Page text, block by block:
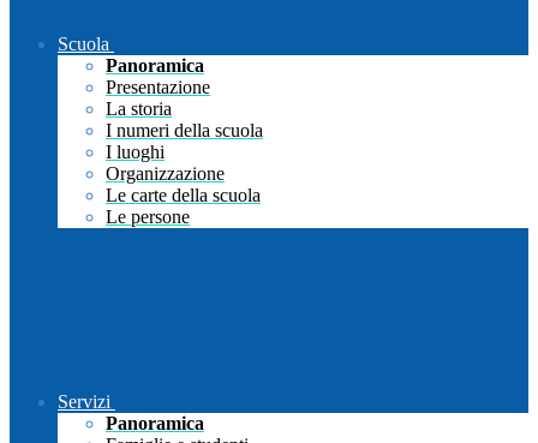
Scuola
Panoramica
Presentazione
La storia
I numeri della scuola
I luoghi
Organizzazione
Le carte della scuola
Le persone
Servizi
Panoramica